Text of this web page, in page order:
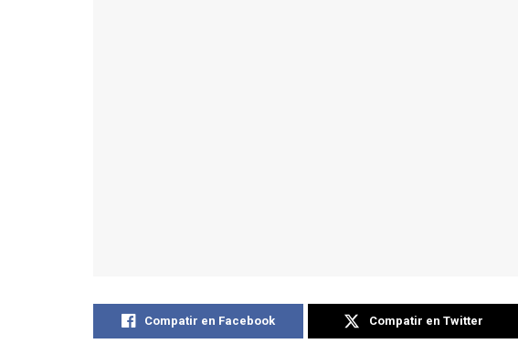
Compatir en Facebook Compatir en Twitter